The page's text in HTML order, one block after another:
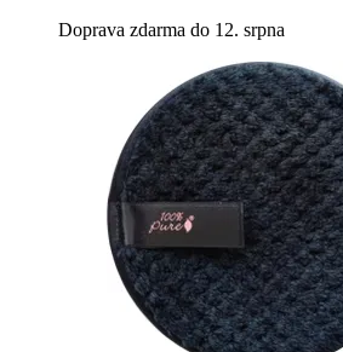
Doprava zdarma do 12. srpna